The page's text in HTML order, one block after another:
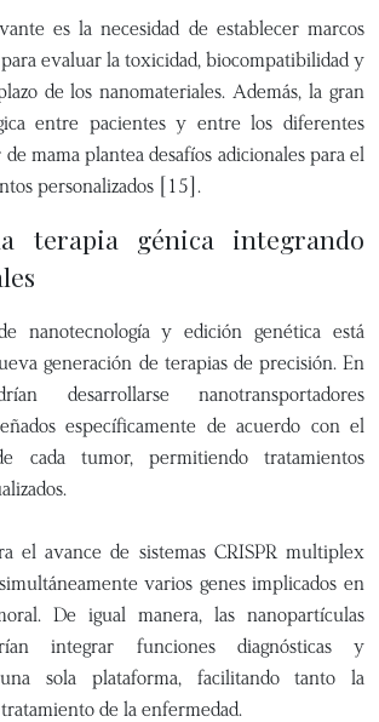
es la necesidad de establecer marcos
evaluar la toxicidad, biocompatibilidad y
de los nanomateriales. Además, la gran
entre pacientes y entre los diferentes
mama plantea desafíos adicionales para el
personalizados [15].
terapia génica integrando
nanotecnología y edición genética está
generación de terapias de precisión. En
desarrollarse nanotransportadores
específicamente de acuerdo con el
cada tumor, permitiendo tratamientos
el avance de sistemas CRISPR multiplex
varios genes implicados en
De igual manera, las nanopartículas
integrar funciones diagnósticas y
sola plataforma, facilitando tanto la
de la enfermedad.